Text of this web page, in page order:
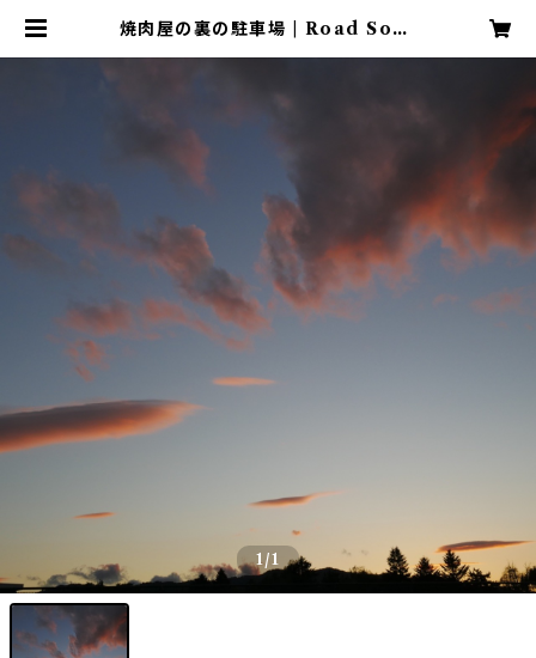
焼肉屋の裏の駐車場 | Road Song
1/1